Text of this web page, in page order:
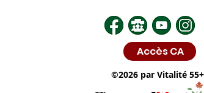
Accès CA
©2026 par Vitalité 55+